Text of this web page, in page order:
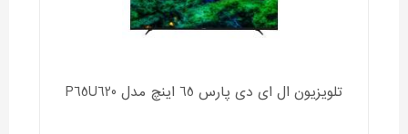
تلویزیون ال ای دی پارس 65 اینچ مدل P65U620